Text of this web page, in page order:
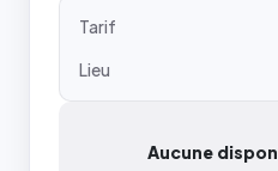
Tarif
Lieu
Aucune